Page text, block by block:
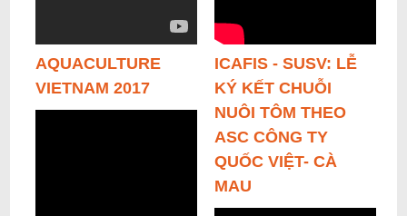
AQUACULTURE
VIETNAM 2017
ICAFIS - SUSV: LỄ
KÝ KẾT CHUỖI
NUÔI TÔM THEO
ASC CÔNG TY
QUỐC VIỆT- CÀ
MAU